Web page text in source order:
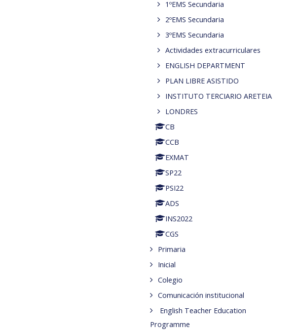
1ºEMS Secundaria
2ºEMS Secundaria
3ºEMS Secundaria
Actividades extracurriculares
ENGLISH DEPARTMENT
PLAN LIBRE ASISTIDO
INSTITUTO TERCIARIO ARETEIA
LONDRES
CB
CCB
EXMAT
SP22
PSI22
ADS
INS2022
CGS
Primaria
Inicial
Colegio
Comunicación institucional
English Teacher Education
Programme